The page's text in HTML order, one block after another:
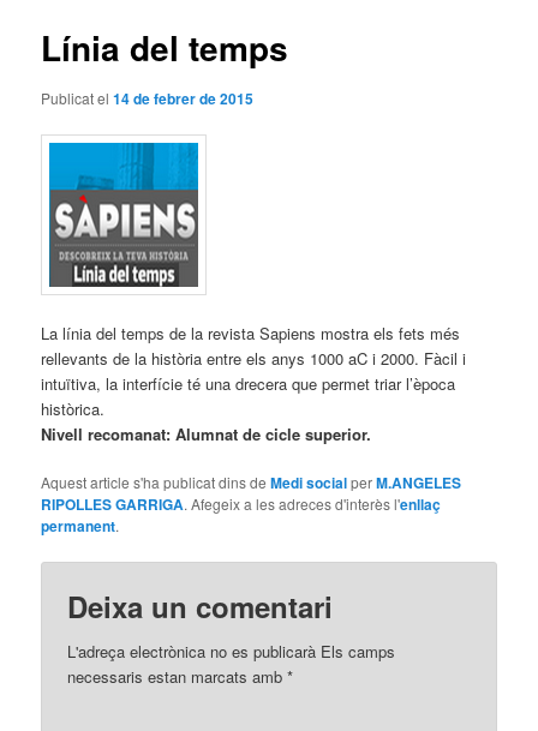
Línia del temps
Publicat el14 de febrer de 2015
La línia del temps de la revista Sapiens mostra els fets més
rellevants de la història entre els anys 1000 aC i 2000. Fàcil i
intuïtiva, la interfície té una drecera que permet triar l’època
històrica.
Nivell recomanat: Alumnat de cicle superior.
Aquest article s'ha publicat dins deMedi socialperM.ANGELES
RIPOLLES GARRIGA. Afegeix a les adreces d'interès l'enllaç
permanent.
Deixa un comentari
L'adreça electrònica no es publicarà Els camps
necessaris estan marcats amb*